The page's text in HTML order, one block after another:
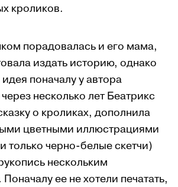
кроликов.
порадовалась и его мама,
издать историю, однако
поначалу у автора
несколько лет Беатрикс
о кроликах, дополнила
цветными иллюстрациями
только черно-белые скетчи)
нескольким
ее не хотели печатать,